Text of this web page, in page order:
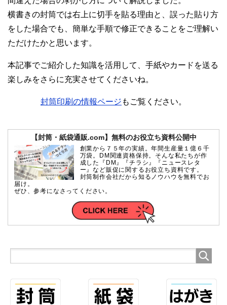
横書きの封筒では右上に切手を貼る理由と、誤った貼り方
をした場合でも、簡単な手順で修正できることをご理解い
ただけたかと思います。
本記事でご紹介した知識を活用して、手紙やカードを送る
楽しみをさらに充実させてくださいね。
封筒印刷の情報ページ もご覧ください。
【封筒・紙袋通販.com】無料のお役立ち資料公開中
創業から７５年の実績。年間生産量１億６千
万袋。DM関連資格保持。そんな私たちが作
成した『DM』『チラシ』『ニュースレタ
ー』など販促に関するお役立ち資料です。
封筒制作会社だから知るノウハウを無料でお
届け。
ぜひ、参考になさってください。